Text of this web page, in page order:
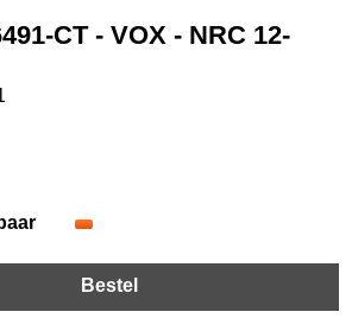
CT - VOX - NRC 12-
Bestel